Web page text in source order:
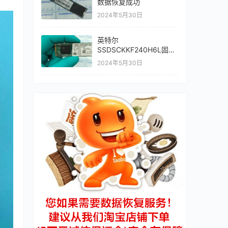
数据恢复成功
2024年5月30日
英特尔
SSDSCKKF240H6L固态
硬盘数据恢复成功主控
2024年5月30日